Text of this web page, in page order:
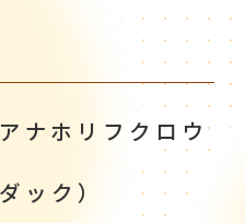
アナホリフクロウ
ック）